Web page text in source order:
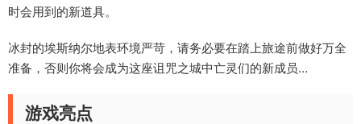
时会用到的新道具。
冰封的埃斯纳尔地表环境严苛，请务必要在踏上旅途前做好万全
准备，否则你将会成为这座诅咒之城中亡灵们的新成员…
游戏亮点